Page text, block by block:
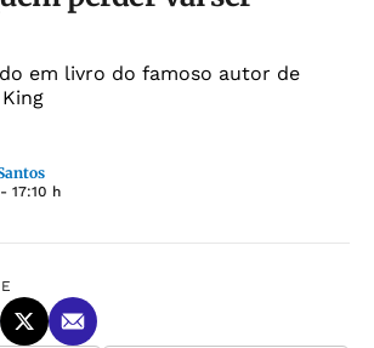
em livro do famoso autor de
17:10 h